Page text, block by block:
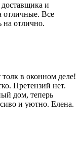
и
Все
на отлично.
в оконном деле!
Претензий нет.
дом, теперь
и уютно. Елена.